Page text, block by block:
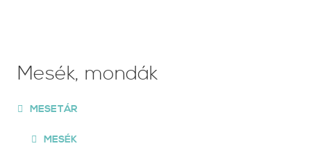
Mesék, mondák
MESETÁR
MESÉK